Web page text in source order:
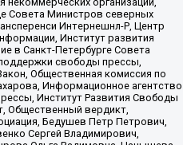
Совета Министров северных
Интернешнл-Р, Центр
Институт развития
в Санкт-Петербурге Совета
свободы прессы,
Общественная комиссия по
Информационное агентство
Институт Развития Свободы
Общественный вердикт,
Бедушев Петр Петрович,
Сергей Владимирович,